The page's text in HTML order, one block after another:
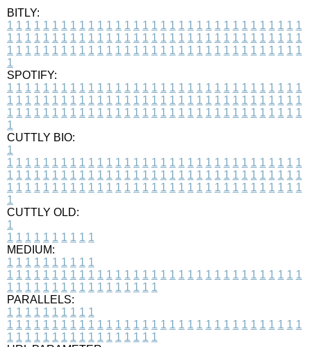
BITLY:
1 1 1 1 1 1 1 1 1 1 1 1 1 1 1 1 1 1 1 1 1 1 1 1 1 1 1 1 1 1 1 1 1
1 1 1 1 1 1 1 1 1 1 1 1 1 1 1 1 1 1 1 1 1 1 1 1 1 1 1 1 1 1 1 1 1
1 1 1 1 1 1 1 1 1 1 1 1 1 1 1 1 1 1 1 1 1 1 1 1 1 1 1 1 1 1 1 1 1
1
SPOTIFY:
1 1 1 1 1 1 1 1 1 1 1 1 1 1 1 1 1 1 1 1 1 1 1 1 1 1 1 1 1 1 1 1 1
1 1 1 1 1 1 1 1 1 1 1 1 1 1 1 1 1 1 1 1 1 1 1 1 1 1 1 1 1 1 1 1 1
1 1 1 1 1 1 1 1 1 1 1 1 1 1 1 1 1 1 1 1 1 1 1 1 1 1 1 1 1 1 1 1 1
1
CUTTLY BIO:
1
1 1 1 1 1 1 1 1 1 1 1 1 1 1 1 1 1 1 1 1 1 1 1 1 1 1 1 1 1 1 1 1 1
1 1 1 1 1 1 1 1 1 1 1 1 1 1 1 1 1 1 1 1 1 1 1 1 1 1 1 1 1 1 1 1 1
1 1 1 1 1 1 1 1 1 1 1 1 1 1 1 1 1 1 1 1 1 1 1 1 1 1 1 1 1 1 1 1 1
1
CUTTLY OLD:
1
1 1 1 1 1 1 1 1 1 1
MEDIUM:
1 1 1 1 1 1 1 1 1 1
1 1 1 1 1 1 1 1 1 1 1 1 1 1 1 1 1 1 1 1 1 1 1 1 1 1 1 1 1 1 1 1 1
1 1 1 1 1 1 1 1 1 1 1 1 1 1 1 1 1
PARALLELS:
1 1 1 1 1 1 1 1 1 1
1 1 1 1 1 1 1 1 1 1 1 1 1 1 1 1 1 1 1 1 1 1 1 1 1 1 1 1 1 1 1 1 1
1 1 1 1 1 1 1 1 1 1 1 1 1 1 1 1 1